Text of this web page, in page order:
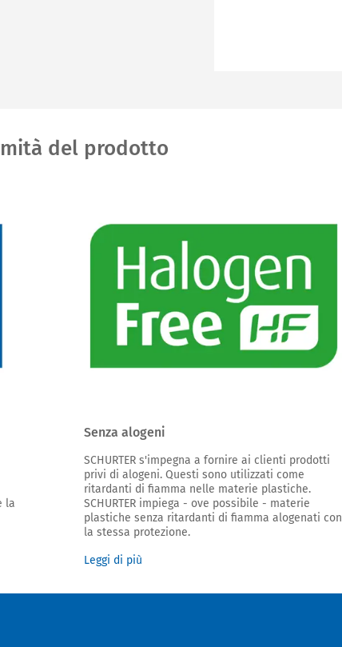
del prodotto
la
Senza alogeni
SCHURTER s'impegna a fornire ai clienti prodotti
privi di alogeni. Questi sono utilizzati come
ritardanti di fiamma nelle materie plastiche.
SCHURTER impiega - ove possibile - materie
plastiche senza ritardanti di fiamma alogenati con
la stessa protezione.
Leggi di più